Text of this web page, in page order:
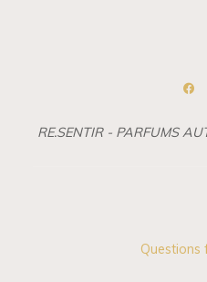
RE.SENTIR - PARFUMS
Questions